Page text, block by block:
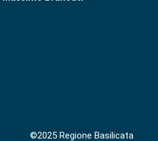
©2025 Regione Basilicata